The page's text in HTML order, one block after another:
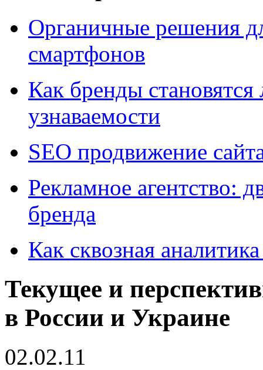
Органичные решения
смартфонов
Как бренды
узнаваемости
SEO продвижение
Рекламное агентство:
бренда
Как сквозная
Текущее и
в России и Украине
02.02.11